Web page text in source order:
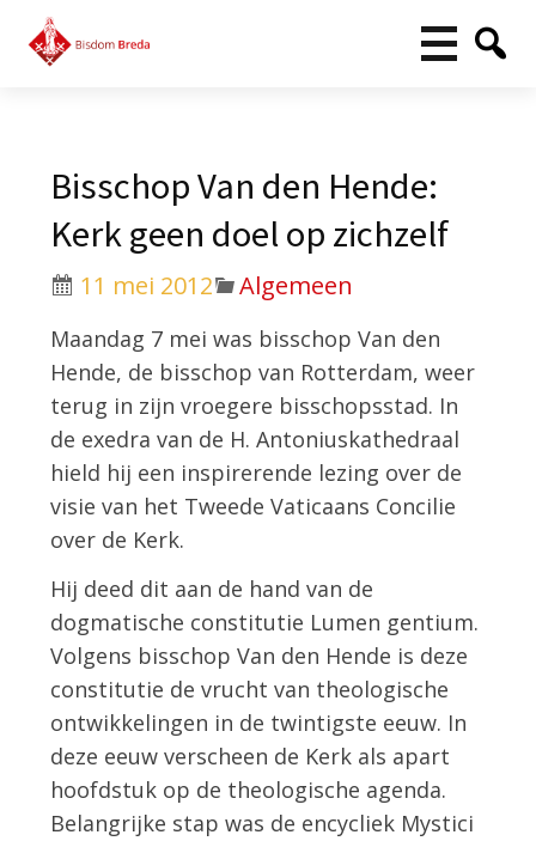
Bisschop Van den Hende:
Kerk geen doel op zichzelf
11 mei 2012 Algemeen
Maandag 7 mei was bisschop Van den
Hende, de bisschop van Rotterdam, weer
terug in zijn vroegere bisschopsstad. In
de exedra van de H. Antoniuskathedraal
hield hij een inspirerende lezing over de
visie van het Tweede Vaticaans Concilie
over de Kerk.
Hij deed dit aan de hand van de
dogmatische constitutie Lumen gentium.
Volgens bisschop Van den Hende is deze
constitutie de vrucht van theologische
ontwikkelingen in de twintigste eeuw. In
deze eeuw verscheen de Kerk als apart
hoofdstuk op de theologische agenda.
Belangrijke stap was de encycliek Mystici